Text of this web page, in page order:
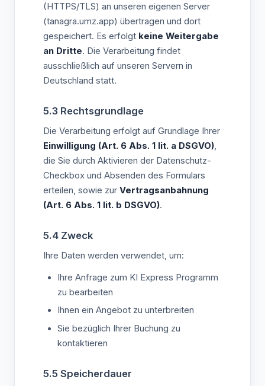
(HTTPS/TLS) an unseren eigenen Server
(tanagra.umz.app) übertragen und dort
gespeichert. Es erfolgt keine Weitergabe
an Dritte. Die Verarbeitung findet
ausschließlich auf unseren Servern in
Deutschland statt.
5.3 Rechtsgrundlage
Die Verarbeitung erfolgt auf Grundlage Ihrer
Einwilligung (Art. 6 Abs. 1 lit. a DSGVO),
die Sie durch Aktivieren der Datenschutz-
Checkbox und Absenden des Formulars
erteilen, sowie zur Vertragsanbahnung
(Art. 6 Abs. 1 lit. b DSGVO).
5.4 Zweck
Ihre Daten werden verwendet, um:
Ihre Anfrage zum KI Express Programm
zu bearbeiten
Ihnen ein Angebot zu unterbreiten
Sie bezüglich Ihrer Buchung zu
kontaktieren
5.5 Speicherdauer